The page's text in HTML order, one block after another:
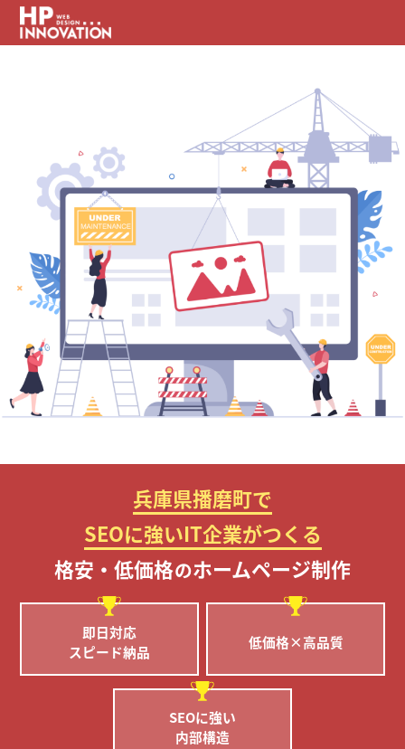
兵庫県播磨町で
SEOに強いIT企業がつくる
格安・低価格のホームページ制作
即日対応
スピード納品
低価格×高品質
SEOに強い
内部構造